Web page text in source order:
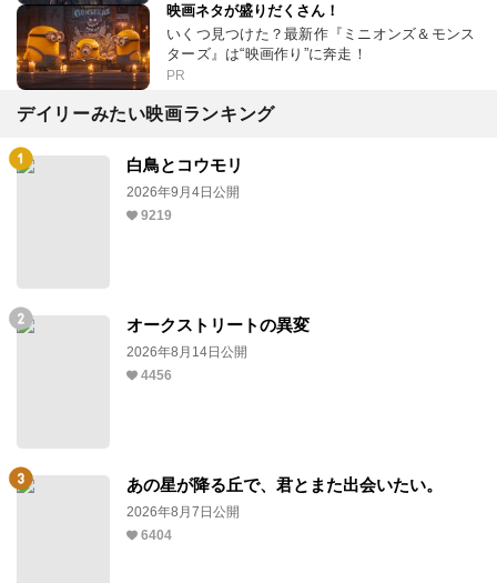
映画ネタが盛りだくさん！
いくつ見つけた？最新作『ミニオンズ＆モンス
ターズ』は“映画作り”に奔走！
PR
デイリーみたい映画ランキング
白鳥とコウモリ
2026年9月4日公開
9219
オークストリートの異変
2026年8月14日公開
4456
あの星が降る丘で、君とまた出会いたい。
2026年8月7日公開
6404